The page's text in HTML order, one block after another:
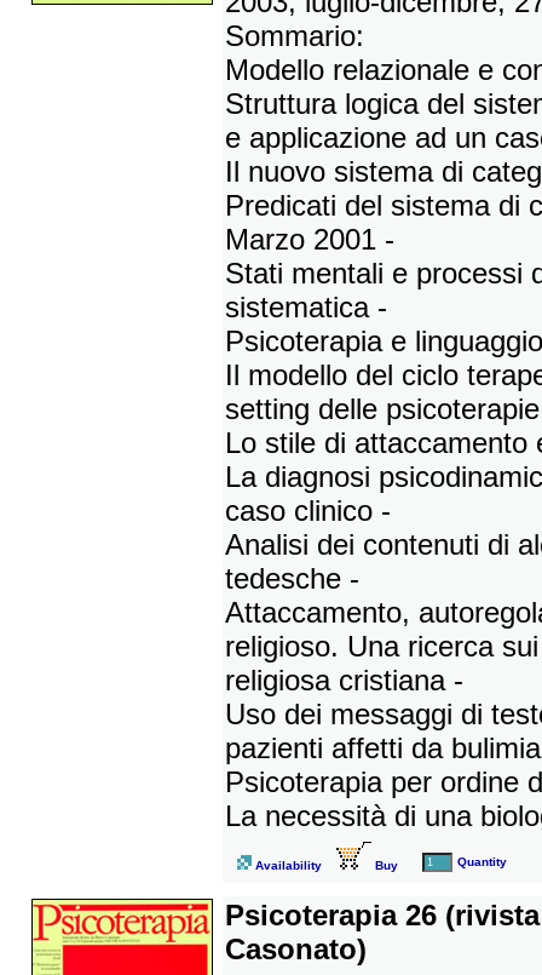
Sommario:
Modello relazionale e
Struttura logica del
e applicazione ad un
Il nuovo sistema di
Predicati del sistema di
Marzo 2001 -
Stati mentali e processi
sistematica -
Psicoterapia e
Il modello del ciclo
setting delle
Lo stile di attaccamento
La diagnosi
caso clinico -
Analisi dei contenuti di
tedesche -
Attaccamento,
religioso. Una ricerca
religiosa cristiana -
Uso dei messaggi di
pazienti affetti da
Psicoterapia per ordine
La necessità di una
Availability Buy Quantity
Psicoterapia 26
Casonato)